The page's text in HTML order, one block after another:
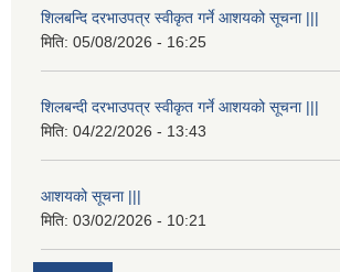
शिलबन्दि दरभाउपत्र स्वीकृत गर्ने आशयको सूचना |||
मिति: 05/08/2026 - 16:25
शिलबन्दी दरभाउपत्र स्वीकृत गर्ने आशयको सूचना |||
मिति: 04/22/2026 - 13:43
आशयको सूचना |||
मिति: 03/02/2026 - 10:21